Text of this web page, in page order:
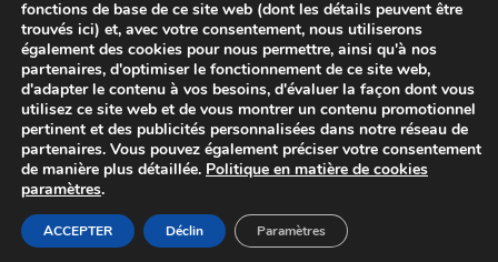
© 2026 btcmotors.fr -
Juridique- Politique de Cookies
fonctions de base de ce site web (dont les détails peuvent être
trouvés ici) et, avec votre consentement, nous utiliserons
également des cookies pour nous permettre, ainsi qu'à nos
partenaires, d'optimiser le fonctionnement de ce site web,
d'adapter le contenu à vos besoins, d'évaluer la façon dont vous
utilisez ce site web et de vous montrer un contenu promotionnel
pertinent et des publicités personnalisées dans notre réseau de
partenaires. Vous pouvez également préciser votre consentement
de manière plus détaillée. Politique en matière de cookies
paramètres.
ACCEPTER Déclin Paramètres